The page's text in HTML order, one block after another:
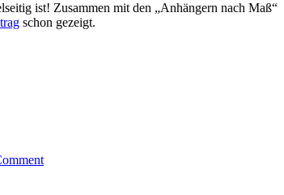
ist! Zusammen mit den „Anhängern nach Maß“
schon gezeigt.